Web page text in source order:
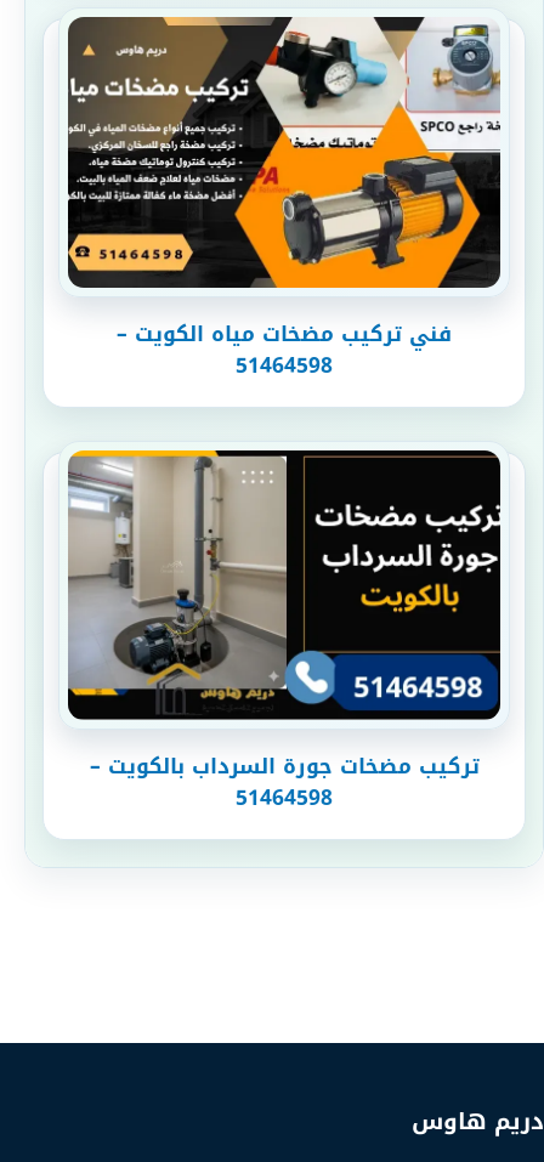
فني تركيب مضخات مياه الكويت –
51464598
تركيب مضخات جورة السرداب بالكويت –
51464598
دريم هاوس